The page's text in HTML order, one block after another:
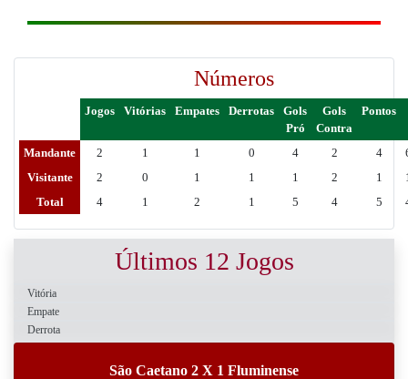
Números
Jogos Vitórias Empates Derrotas
Gols
Pró
Gols
Contra
Pontos
Mandante 2 1 1 0 4 2 4
Visitante
2 0 1 1 1 2 1
Total
4 1 2 1 5 4 5
Últimos 12 Jogos
Vitória
Empate
Derrota
São Caetano 2 X 1 Fluminense